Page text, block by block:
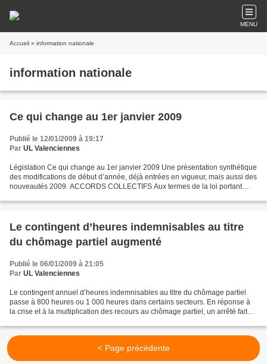
MENU
Accueil » information nationale
information nationale
Ce qui change au 1er janvier 2009
Publié le 12/01/2009 à 19:17
Par UL Valenciennes
Législation Ce qui change au 1er janvier 2009 Une présentation synthétique
des modifications de début d’année, déjà entrées en vigueur, mais aussi des
nouveautés 2009. ACCORDS COLLECTIFS Aux termes de la loi portant
Le contingent d’heures indemnisables au titre
du chômage partiel augmenté
Publié le 06/01/2009 à 21:05
Par UL Valenciennes
Le contingent annuel d’heures indemnisables au titre du chômage partiel
passe à 800 heures ou 1 000 heures dans certains secteurs. En réponse à
la crise et à la multiplication des recours au chômage partiel, un arrêté fait
< Page précédente